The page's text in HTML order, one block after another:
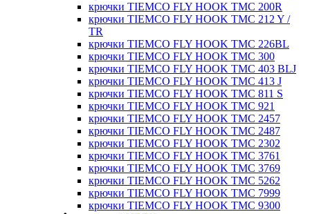
крючки ТIEMCO FLY HOOK TMC 200R
крючки ТIEMCO FLY HOOK TMC 212 Y /
TR
крючки ТIEMCO FLY HOOK TMC 226BL
крючки ТIEMCO FLY HOOK TMC 300
крючки ТIEMCO FLY HOOK TMC 403 BLJ
крючки ТIEMCO FLY HOOK TMC 413 J
крючки ТIEMCO FLY HOOK TMC 811 S
крючки ТIEMCO FLY HOOK TMC 921
крючки ТIEMCO FLY HOOK TMC 2457
крючки ТIEMCO FLY HOOK TMC 2487
крючки ТIEMCO FLY HOOK TMC 2302
крючки ТIEMCO FLY HOOK TMC 3761
крючки ТIEMCO FLY HOOK TMC 3769
крючки ТIEMCO FLY HOOK TMC 5262
крючки ТIEMCO FLY HOOK TMC 7999
крючки ТIEMCO FLY HOOK TMC 9300